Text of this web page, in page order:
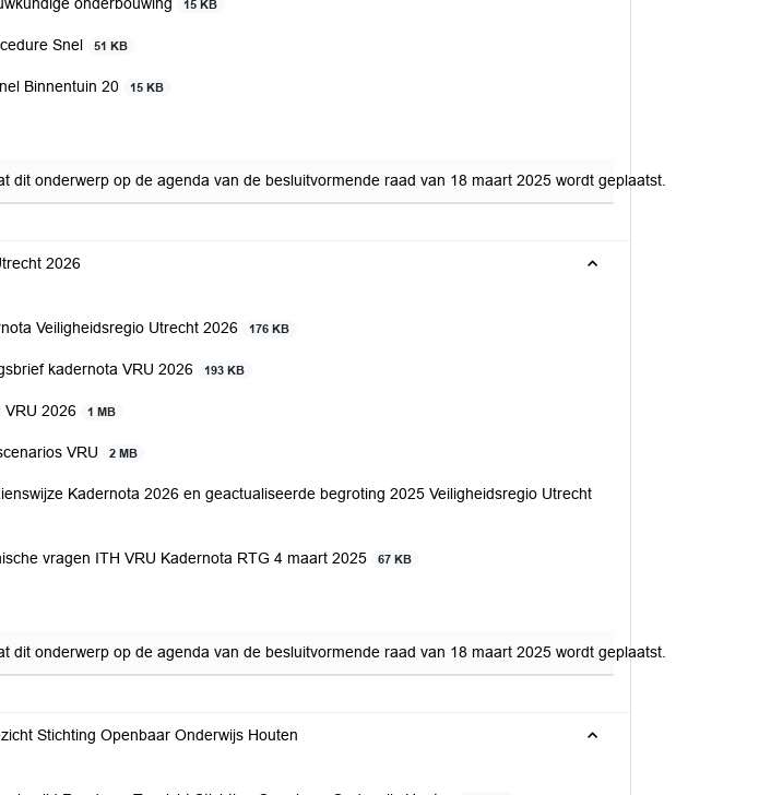
15 KB
Snel 51 KB
Binnentuin 20 15 KB
dit onderwerp op de agenda van de besluitvormende raad van 18 maart 2025 wordt geplaatst.
2026
Veiligheidsregio Utrecht 2026
176 KB
kadernota VRU 2026 193 KB
VRU 2026 1 MB
VRU 2 MB
Kadernota 2026 en geactualiseerde begroting 2025 Veiligheidsregio Utrecht
vragen ITH VRU Kadernota RTG 4 maart 2025 67 KB
dit onderwerp op de agenda van de besluitvormende raad van 18 maart 2025 wordt geplaatst.
Stichting Openbaar Onderwijs Houten